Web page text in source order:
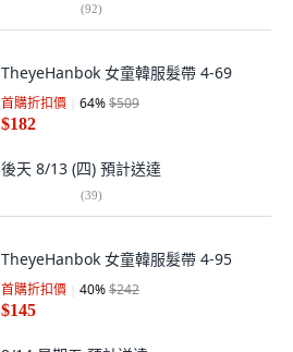
(92)
TheyeHanbok 女童韓服髮帶 4-69
首購折扣價 64%$509
$182
後天 8/13 (四) 預計送達
(39)
TheyeHanbok 女童韓服髮帶 4-95
首購折扣價 40%$242
$145